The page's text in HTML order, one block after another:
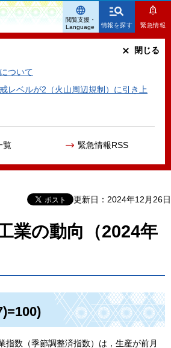
情報を探す 緊急情報
ついて
レベルが2（火山周辺規制）に引き上
覧 緊急情報RSS
閉じる
閲覧支援・
Language
更新日：2024年12月26日
業の動向（2024年
指数（季節調整済指数）は，生産が前月